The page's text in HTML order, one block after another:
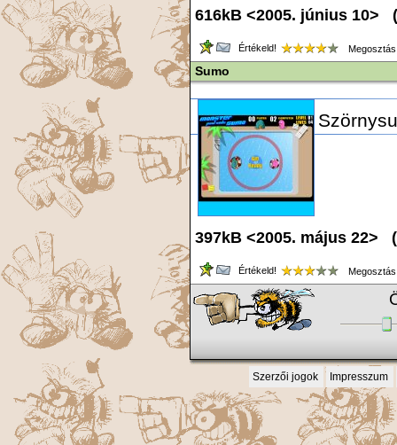
616kB <2005. június 10> (
Értékeld!
Sumo
397kB <2005. május 22> (
Értékeld!
Szerzői jogok Impresszum